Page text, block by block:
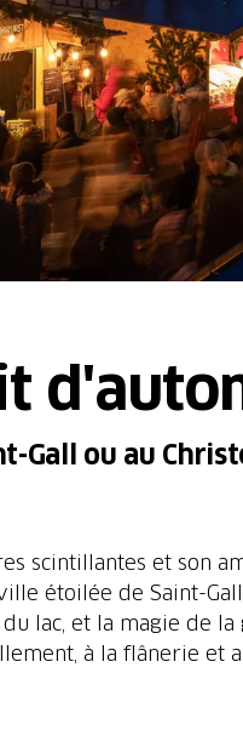
ou au
scintillantes et son
étoilée de Saint-
lac, et la magie de
à la flânerie